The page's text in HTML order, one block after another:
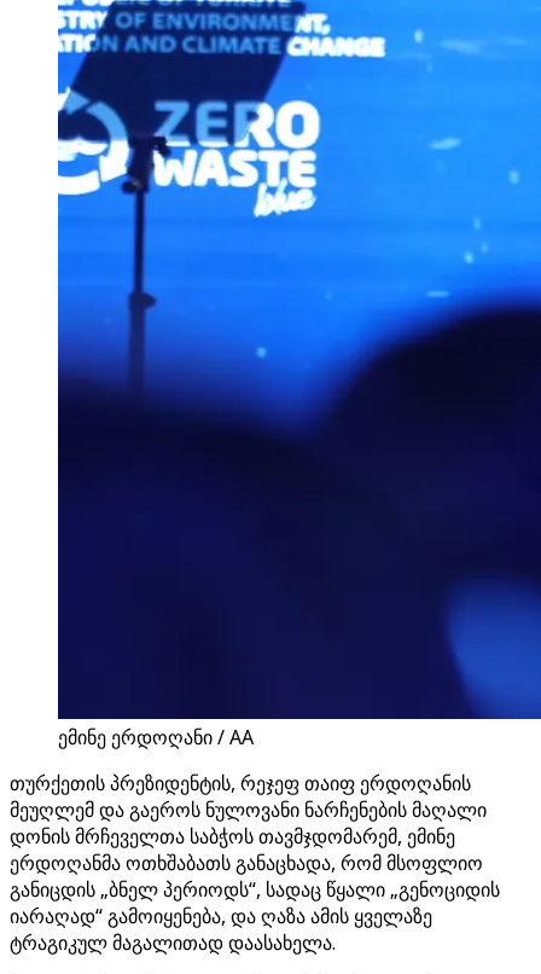
ემინე ერდოღანი / AA
თურქეთის პრეზიდენტის, რეჯეფ თაიფ ერდოღანის
მეუღლემ და გაეროს ნულოვანი ნარჩენების მაღალი
დონის მრჩეველთა საბჭოს თავმჯდომარემ, ემინე
ერდოღანმა ოთხშაბათს განაცხადა, რომ მსოფლიო
განიცდის „ბნელ პერიოდს“, სადაც წყალი „გენოციდის
იარაღად“ გამოიყენება, და ღაზა ამის ყველაზე
ტრაგიკულ მაგალითად დაასახელა.